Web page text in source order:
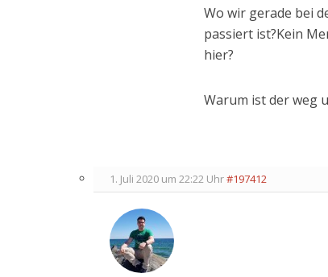
Wo wir gerade bei
passiert ist?Kein
hier?
Warum ist der weg
1. Juli 2020 um 22:22 Uhr#197412